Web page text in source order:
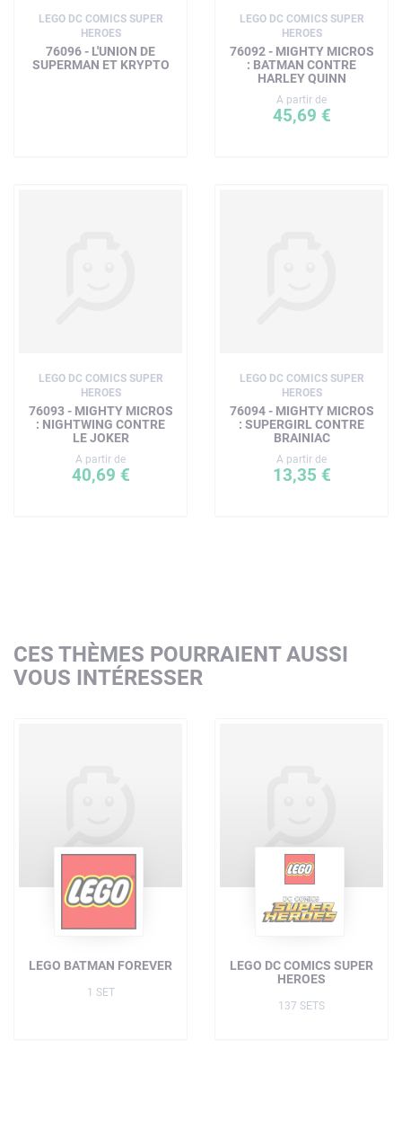
LEGO DC COMICS SUPER
HEROES
76096 - L'UNION DE
SUPERMAN ET KRYPTO
LEGO DC COMICS SUPER
HEROES
76092 - MIGHTY MICROS
: BATMAN CONTRE
HARLEY QUINN
A partir de
45,69 €
LEGO DC COMICS SUPER
HEROES
76093 - MIGHTY MICROS
: NIGHTWING CONTRE
LE JOKER
A partir de
40,69 €
LEGO DC COMICS SUPER
HEROES
76094 - MIGHTY MICROS
: SUPERGIRL CONTRE
BRAINIAC
A partir de
13,35 €
CES THÈMES POURRAIENT AUSSI
VOUS INTÉRESSER
LEGO BATMAN FOREVER
1 SET
LEGO DC COMICS SUPER
HEROES
137 SETS